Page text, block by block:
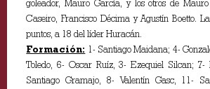
goleador, Mauro García, y los otros de
Caseiro, Francisco Décima y Agustín Boetto.
puntos, a 18 del líder Huracán.
Formación: 1- Santiago Maidana; 4-
Toledo, 6- Oscar Ruíz, 3- Ezequiel Silcan; 7-
Santiago Gramajo, 8- Valentín Gasc, 11-